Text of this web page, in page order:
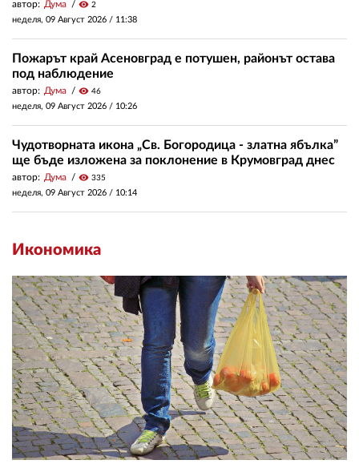
автор: Дума visibility 2
неделя, 09 Август 2026 / 11:38
Пожарът край Асеновград е потушен, районът остава
под наблюдение
автор: Дума visibility 46
неделя, 09 Август 2026 / 10:26
Чудотворната икона „Св. Богородица - златна ябълка”
ще бъде изложена за поклонение в Крумовград днес
автор: Дума visibility 335
неделя, 09 Август 2026 / 10:14
Икономика